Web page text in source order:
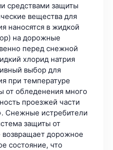
средствами защиты
вещества для
наносятся в жидкой
на дорожные
перед снежной
хлорид натрия
выбор для
при температуре
от обледенения много
проезжей части
Снежные истребители
защиты от
дорожное
состояние, что